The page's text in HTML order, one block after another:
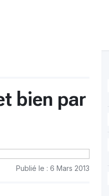
bien par
Publié le : 6 Mars 2013